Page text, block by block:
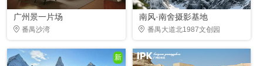
广州景一片场
番禺沙湾
南风·南舍摄影基地
番禺大道北1987文创园
新